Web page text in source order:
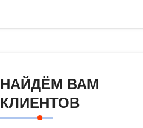
НАЙДЁМ ВАМ
КЛИЕНТОВ